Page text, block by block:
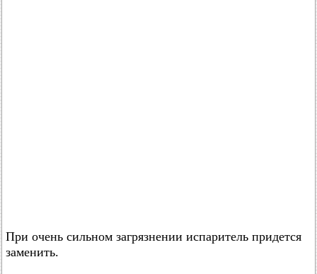
При очень сильном загрязнении испаритель придется
заменить.